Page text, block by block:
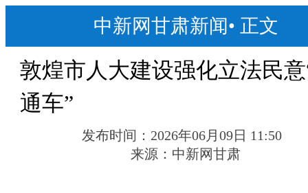
中新网甘肃新闻• 正文
敦煌市人大建设强化立法民
通车”
发布时间： 2026年06月09日 11:50
来源： 中新网甘肃